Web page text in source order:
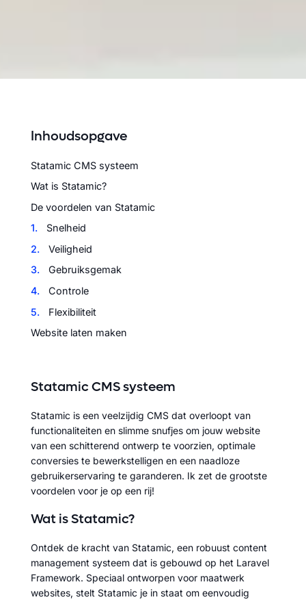
Inhoudsopgave
Statamic CMS systeem
Wat is Statamic?
De voordelen van Statamic
1.
Snelheid
2.
Veiligheid
3.
Gebruiksgemak
4.
Controle
5.
Flexibiliteit
Website laten maken
Statamic CMS systeem
Statamic is een veelzijdig CMS dat overloopt van
functionaliteiten en slimme snufjes om jouw website
van een schitterend ontwerp te voorzien, optimale
conversies te bewerkstelligen en een naadloze
gebruikerservaring te garanderen. Ik zet de grootste
voordelen voor je op een rij!
Wat is Statamic?
Ontdek de kracht van Statamic, een robuust content
management systeem dat is gebouwd op het Laravel
Framework. Speciaal ontworpen voor maatwerk
websites, stelt Statamic je in staat om eenvoudig